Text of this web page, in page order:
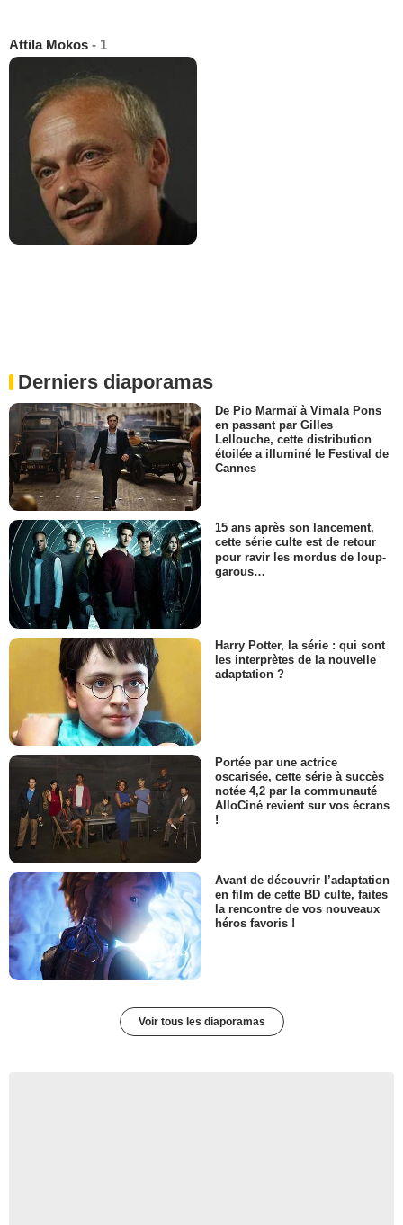
Attila Mokos - 1
Derniers diaporamas
De Pio Marmaï à Vimala Pons
en passant par Gilles
Lellouche, cette distribution
étoilée a illuminé le Festival de
Cannes
15 ans après son lancement,
cette série culte est de retour
pour ravir les mordus de loup-
garous…
Harry Potter, la série : qui sont
les interprètes de la nouvelle
adaptation ?
Portée par une actrice
oscarisée, cette série à succès
notée 4,2 par la communauté
AlloCiné revient sur vos écrans
!
Avant de découvrir l’adaptation
en film de cette BD culte, faites
la rencontre de vos nouveaux
héros favoris !
Voir tous les diaporamas